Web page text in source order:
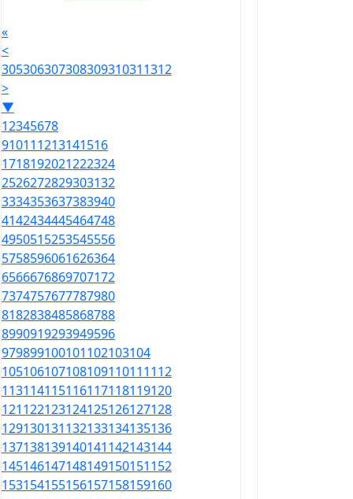
«
<
305306307308309310311312
>
▼
12345678
910111213141516
1718192021222324
2526272829303132
3334353637383940
4142434445464748
4950515253545556
5758596061626364
6566676869707172
7374757677787980
8182838485868788
8990919293949596
979899100101102103104
105106107108109110111112
113114115116117118119120
121122123124125126127128
129130131132133134135136
137138139140141142143144
145146147148149150151152
153154155156157158159160